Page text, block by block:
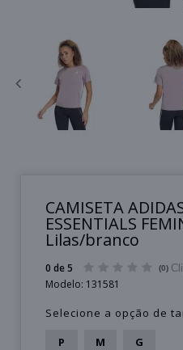
CAMISETA
ESSENTIALS
Lilas/branco
0 de 5 (0)
Modelo: 131581
Selecione a opção de
P
M G